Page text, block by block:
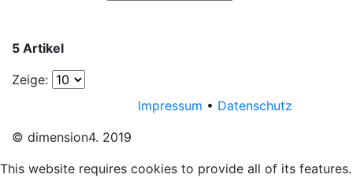
5 Artikel
Zeige:
Impressum • Datenschutz
© dimension4. 2019
This website requires cookies to provide all of its features.